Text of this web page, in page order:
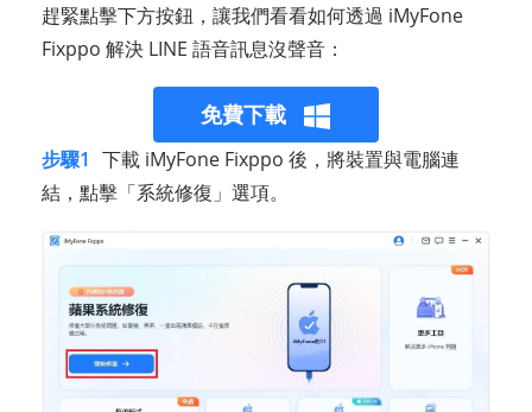
趕緊點擊下方按鈕，讓我們看看如何透過 iMyFone
Fixppo 解決 LINE 語音訊息沒聲音：
免費下載
步驟1 下載 iMyFone Fixppo 後，將裝置與電腦連
結，點擊「系統修復」選項。